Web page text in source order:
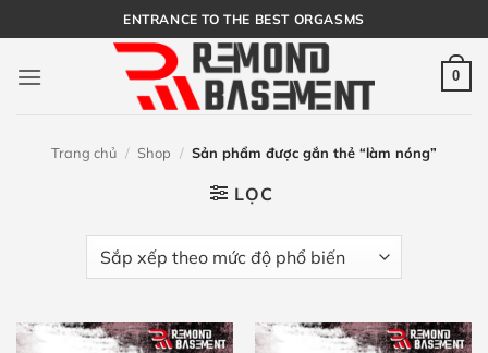
qua
nội
ENTRANCE TO THE BEST ORGASMS
0
Trang chủ / Shop / Sản phẩm được gắn thẻ “làm nóng”
LỌC